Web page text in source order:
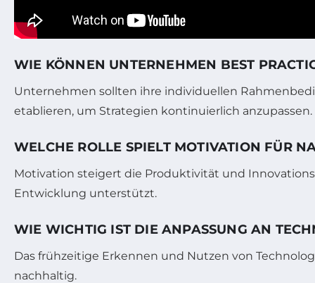
WIE KÖNNEN UNTERNEHMEN BEST
Unternehmen sollten ihre individuellen
etablieren, um Strategien kontinuierlich anzupassen.
WELCHE ROLLE SPIELT MOTIVATION FÜR
Motivation steigert die Produktivität und
Entwicklung unterstützt.
WIE WICHTIG IST DIE ANPASSUNG AN
Das frühzeitige Erkennen und Nutzen von
nachhaltig.